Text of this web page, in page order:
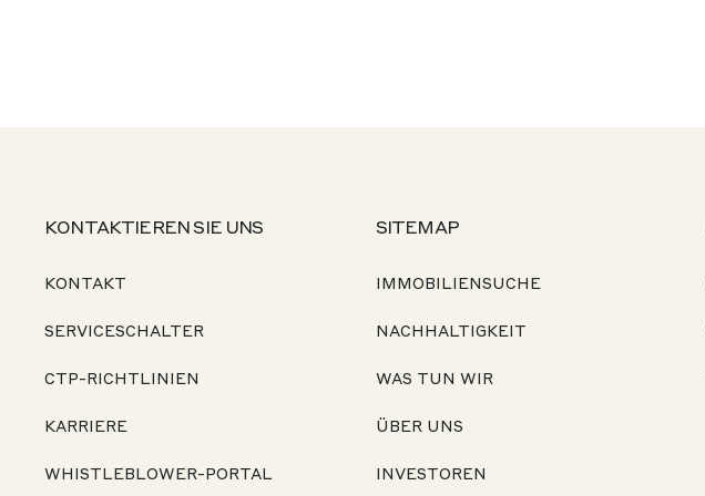
KONTAKTIEREN SIE UNS
KONTAKT
SERVICESCHALTER
CTP-RICHTLINIEN
KARRIERE
WHISTLEBLOWER-PORTAL
SITEMAP
IMMOBILIENSUCHE
NACHHALTIGKEIT
WAS TUN WIR
ÜBER UNS
INVESTOREN